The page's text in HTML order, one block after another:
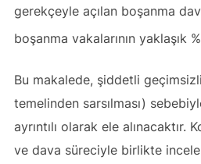
gerekçeyle açılan boşanma
boşanma vakalarının yaklaşık
Bu makalede, şiddetli
temelinden sarsılması)
ayrıntılı olarak ele alınacaktır.
ve dava süreciyle birlikte